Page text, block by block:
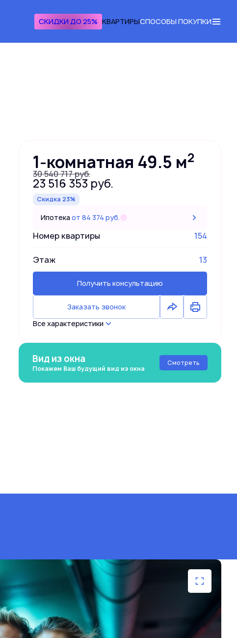
СКИДКИ ДО 25% КВАРТИРЫСПОСОБЫ ПОКУПКИ
1-комнатная 49.5 м2
30 540 717 руб.
23 516 353 руб.
Скидка 23%
Ипотекаот 84 374 руб.
Номер квартиры 154
Этаж 13
Получить консультацию
Заказать звонок
Все характеристики
Вид из окна
Покажем Ваш будущий вид из окна
Смотреть